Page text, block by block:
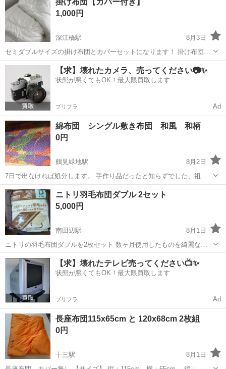
となります。
掛け布団【カバー付き】
1,000円
深江橋駅
8月3日
セミダブルサイズの掛け布団とカバーセットになります！ 掛け布団本
体は1シーズンくらいしか使用指定なので比較的綺麗な状態かと思いま
す！カバーは一度ネットを使用せずに洗濯してしまい、その時にでき
たほつれなどのダメージがところど...
大阪 大阪市 深江橋駅
【求】壊れたカメラ、売ってください📷✨
状態が悪くてもOK！最大限買取します
プリフラ Ad
綿布団 シングル敷き布団 和風 和柄
0円
鶴見緑地駅
8月2日
7日で出なければ処分します。 手作り品だったと知らずでした、祖母
さんの手作りと後から聞かされました、 （お孫さんへの思い入れの手
作り布団を処分した様子で困り）、 （当家は欧米で）先で引越しが必
須となりますの...
大阪 大阪市 鶴見緑地駅 寝具
ニトリ羽毛布団ダブル 2セット
5,000円
南田辺駅
8月1日
ニトリの羽毛布団ダブルを2枚セット 数ヶ月使用したものを綺麗なの
でいただいたのですが、ダブルで大きくて結局使いませんでした。専
用のケースに入れたまま自宅保管していました。 ダウン90% シベリア
産ホワイトグース 丸洗いOK...
大阪 大阪市 南田辺駅
【求】壊れたテレビ売ってください📺✨
状態が悪くてもOK！最大限買取します
プリフラ Ad
長座布団115x65cm と 120x68cm 2枚組
0円
十三駅
8月1日